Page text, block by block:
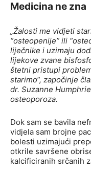
Medicina ne zna
„Žalosti me vidjeti
“osteopenije” ili
liječnike i uzimaju
lijekove zvane
štetni pristupi
starimo“, započinje
dr. Suzanne
osteoporoza.
Dok sam se bavila
vidjela sam brojne
bolesti uzimajući
otkrile savršene
kalcificiranih srčanih